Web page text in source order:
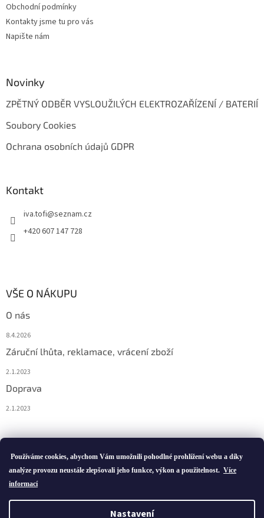
Používáme cookies, abychom Vám umožnili pohodlné prohlížení webu a díky
analýze provozu neustále zlepšovali jeho funkce, výkon a použitelnost. Více
informací
Nastavení
Obchodní podmínky
Kontakty jsme tu pro vás
Napište nám
Novinky
ZPĚTNÝ ODBĚR VYSLOUŽILÝCH ELEKTROZAŘÍZENÍ / BATERIÍ
Soubory Cookies
Ochrana osobních údajů GDPR
Kontakt
iva.tofi@seznam.cz
+420 607 147 728
VŠE O NÁKUPU
O nás
8.4.2026
Záruční lhůta, reklamace, vrácení zboží
2.1.2023
Doprava
2.1.2023
Vytvořil Shoptet